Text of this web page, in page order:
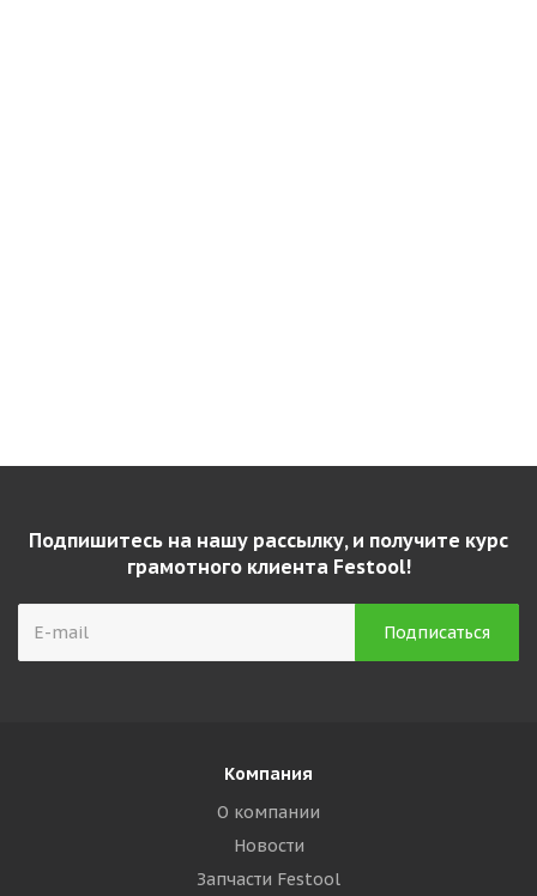
Подпишитесь на нашу рассылку, и получите курс
грамотного клиента Festool!
Компания
О компании
Новости
Запчасти Festool